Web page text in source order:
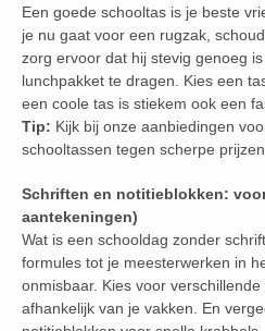
Een goede schooltas is je beste
je nu gaat voor een rugzak,
zorg ervoor dat hij stevig genoeg
lunchpakket te dragen. Kies een
een coole tas is stiekem ook een
Tip: Kijk bij onze aanbiedingen
schooltassen tegen scherpe
Schriften en notitieblokken:
aantekeningen)
Wat is een schooldag zonder
formules tot je meesterwerken in
onmisbaar. Kies voor
afhankelijk van je vakken. En